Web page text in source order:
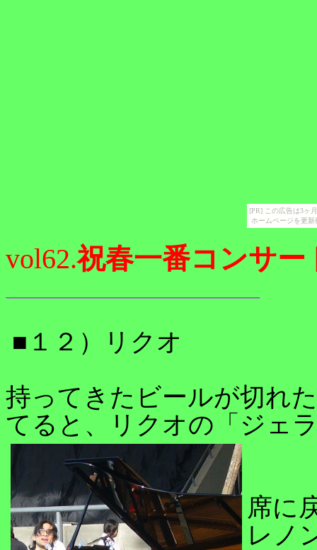
[PR] この広告は3ヶ
ホームページを更
vol62.祝春一番コンサー
■１２）リクオ
持ってきたビールが切れ
てると、リクオの「ジェ
席に
レノ